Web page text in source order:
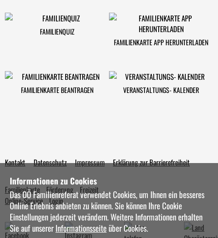
Informationen zu Cookies
Das OÖ Familienreferat verwendet Cookies, um Ihnen ein besseres
Online Erlebnis anbieten zu können. Sie können Ihre Cookie
Einstellungen jederzeit verändern. Weitere Informationen erhalten
Sie auf unsererInformationsseite über Cookies.
Kontakt Datenschutz Impressum Erklärung zur Barrierefreiheit
Familienkarte Förderung
Freizeit
Online-Service Login
FAMILIENQUIZ
FAMILIENKARTE APP HERUNTERLADEN
FAMILIENKARTE BEANTRAGEN VERANSTALTUNGS- KALENDER